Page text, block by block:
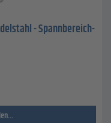
- Spannbereich-